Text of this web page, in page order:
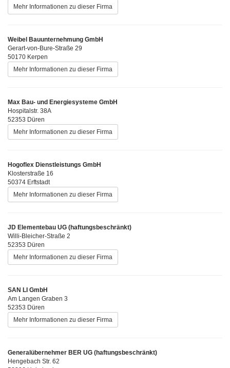
Mehr Informationen zu dieser Firma
Weibel Bauunternehmung GmbH
Gerart-von-Bure-Straße 29
50170 Kerpen
Mehr Informationen zu dieser Firma
Max Bau- und Energiesysteme GmbH
Hospitalstr. 38A
52353 Düren
Mehr Informationen zu dieser Firma
Hogoflex Dienstleistungs GmbH
Klosterstraße 16
50374 Erftstadt
Mehr Informationen zu dieser Firma
JD Elementebau UG (haftungsbeschränkt)
Willi-Bleicher-Straße 2
52353 Düren
Mehr Informationen zu dieser Firma
SAN LI GmbH
Am Langen Graben 3
52353 Düren
Mehr Informationen zu dieser Firma
Generalübernehmer BER UG (haftungsbeschränkt)
Hengebach Str. 62